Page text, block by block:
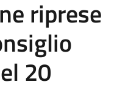
riprese
20